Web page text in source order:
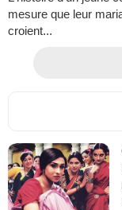
mesure que leur
croient...